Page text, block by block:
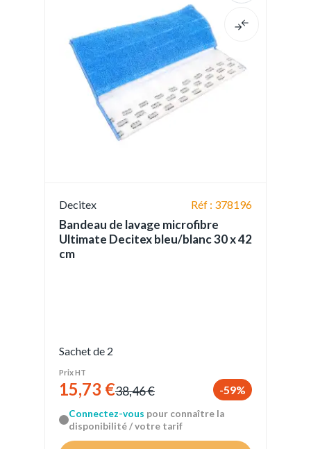
Decitex Réf : 378196
Bandeau de lavage microfibre
Ultimate Decitex bleu/blanc 30 x 42
cm
Sachet de 2
Prix HT
15,73 €38,46 € -59%
Connectez-vous pour connaître la
disponibilité / votre tarif